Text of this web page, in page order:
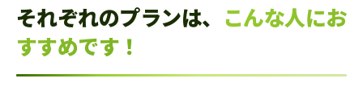
それぞれのプランは、 こんな人にお
すすめです！